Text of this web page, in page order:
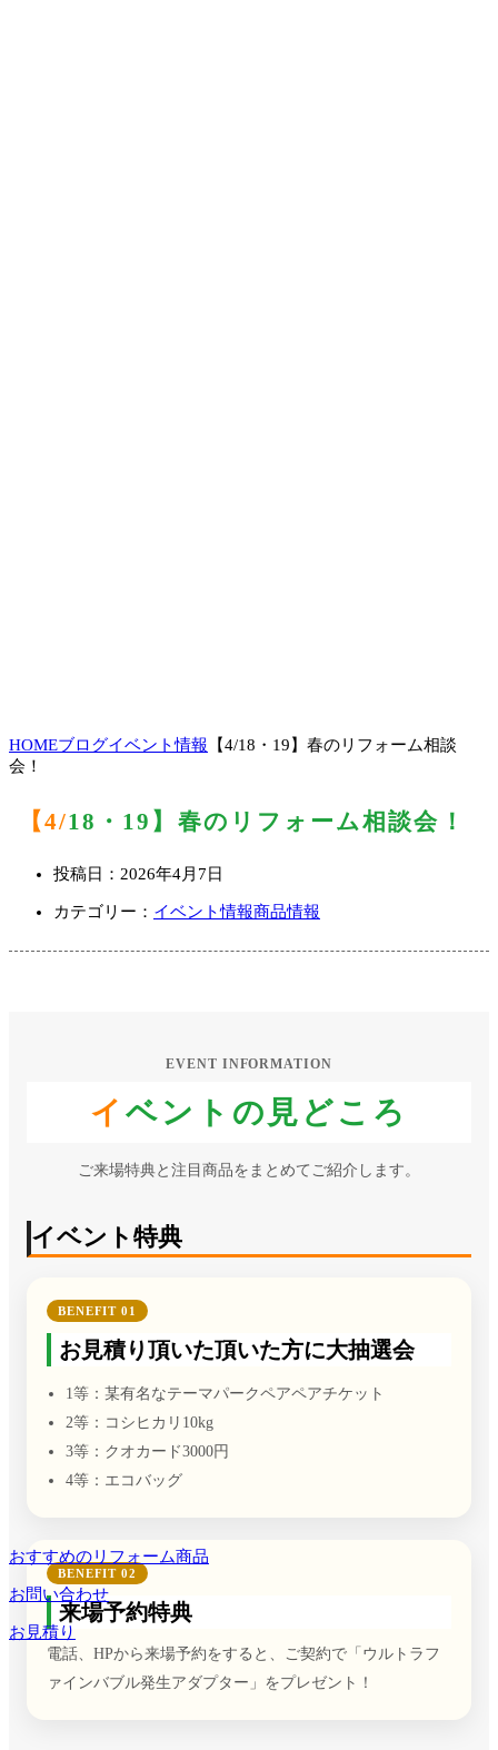
おすすめのリフォーム商品
お問い合わせ
お見積り
HOMEブログイベント情報 【4/18・19】春のリフォーム相談
会！
【4/18・19】春のリフォーム相談会！
投稿日： 2026年4月7日
カテゴリー： イベント情報商品情報
EVENT INFORMATION
イベントの見どころ
ご来場特典と注目商品をまとめてご紹介します。
イベント特典
BENEFIT 01
お見積り頂いた頂いた方に大抽選会
1等：某有名なテーマパークペアペアチケット
2等：コシヒカリ10kg
3等：クオカード3000円
4等：エコバッグ
BENEFIT 02
来場予約特典
電話、HPから来場予約をすると、ご契約で「ウルトラフ
ァインバブル発生アダプター」をプレゼント！